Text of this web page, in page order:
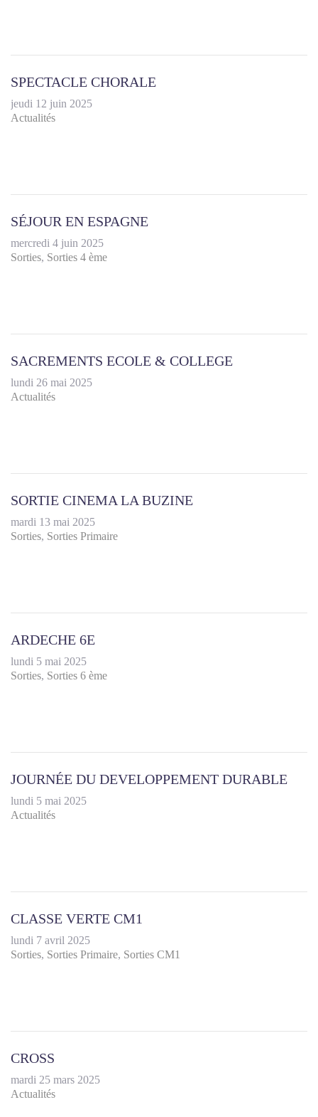
SPECTACLE CHORALE
jeudi 12 juin 2025
Actualités
SÉJOUR EN ESPAGNE
mercredi 4 juin 2025
Sorties Sorties 4 ème
SACREMENTS ECOLE & COLLEGE
lundi 26 mai 2025
Actualités
SORTIE CINEMA LA BUZINE
mardi 13 mai 2025
Sorties Sorties Primaire
ARDECHE 6E
lundi 5 mai 2025
Sorties Sorties 6 ème
JOURNÉE DU DEVELOPPEMENT DURABLE
lundi 5 mai 2025
Actualités
CLASSE VERTE CM1
lundi 7 avril 2025
Sorties Sorties Primaire Sorties CM1
CROSS
mardi 25 mars 2025
Actualités